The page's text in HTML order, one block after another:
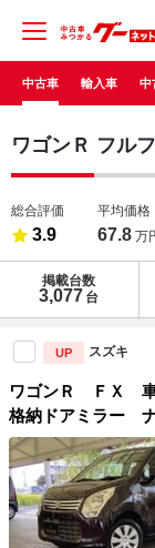
中古車 輸入車 中
ワゴンＲ フル
総合評価
3.9
平均価格
67.8 万
掲載台数
3,077 台
UP スズキ
ワゴンＲ ＦＸ
格納ドアミラー
Ｃ ベンチシート
ュリティアラー